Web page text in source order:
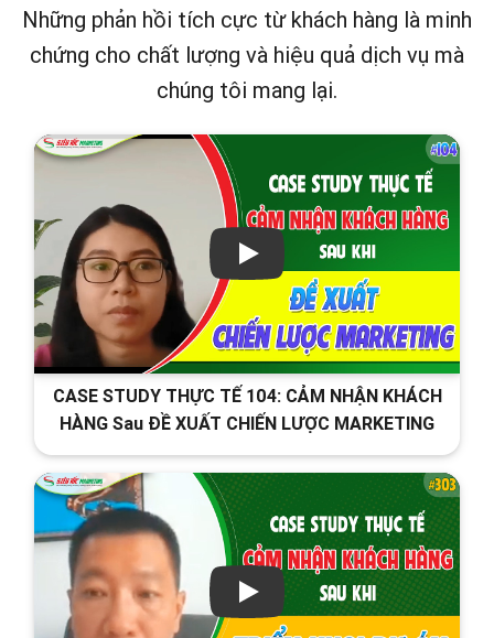
Những phản hồi tích cực từ khách hàng là minh
chứng cho chất lượng và hiệu quả dịch vụ mà
chúng tôi mang lại.
CASE STUDY THỰC TẾ 104: CẢM NHẬN KHÁCH
HÀNG Sau ĐỀ XUẤT CHIẾN LƯỢC MARKETING